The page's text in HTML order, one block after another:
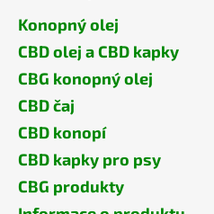
Konopný olej
CBD olej a CBD kapky
CBG konopný olej
CBD čaj
CBD konopí
CBD kapky pro psy
CBG produkty